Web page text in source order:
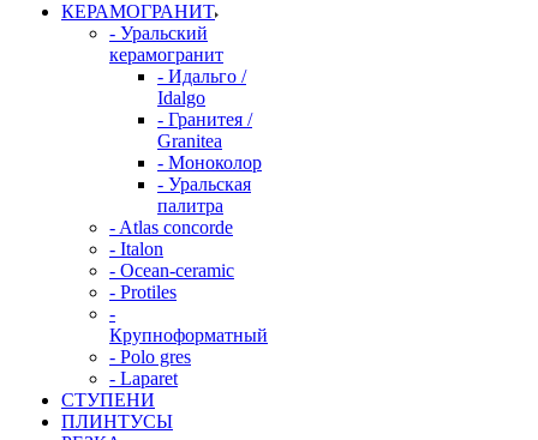
КЕРАМОГРАНИТ
- Уральский
керамогранит
- Идальго /
Idalgo
- Гранитея /
Granitea
- Моноколор
- Уральская
палитра
- Atlas concorde
- Italon
- Ocean-ceramic
- Protiles
-
Крупноформатный
- Polo gres
- Laparet
СТУПЕНИ
ПЛИНТУСЫ